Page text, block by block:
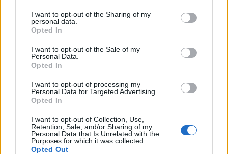
not limited to your visit or usage behaviour. You may click to
grant or deny consent to Google and its third-party tags to
use your data for below specified purposes in below Google
consent section.
I want to opt-out of the Sharing of my
personal data.
Opted In
I want to opt-out of the Sale of my
Personal Data.
Opted In
I want to opt-out of processing my
Personal Data for Targeted Advertising.
Opted In
I want to opt-out of Collection, Use,
Retention, Sale, and/or Sharing of my
Personal Data that Is Unrelated with the
Purposes for which it was collected.
Opted Out
Magyarország és sorstársai: Köztes-
Európa
2013. november 02.
Köztes-Európa Közép-Kelet-Európa kulturális
alapokat követő kijelölése. Ütközőzóna Nyugat és
orosz és török birodalmi törekvések időről időre
átrendeztek vagy éppen bekebeleztek. Köztes-
Európa országait a…